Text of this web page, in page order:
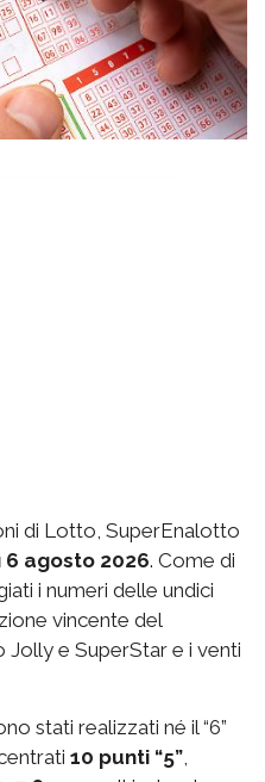
di Lotto, SuperEnalotto
6 agosto 2026. Come di
i numeri delle undici
vincente del
e SuperStar e i venti
stati realizzati né il “6”
10 punti “5”